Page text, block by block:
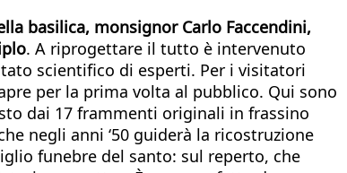
basilica, monsignor Carlo Faccendini,
. A riprogettare il tutto è intervenuto
scientifico di esperti. Per i visitatori
per la prima volta al pubblico. Qui sono
dai 17 frammenti originali in frassino
negli anni ‘50 guiderà la ricostruzione
funebre del santo: sul reperto, che